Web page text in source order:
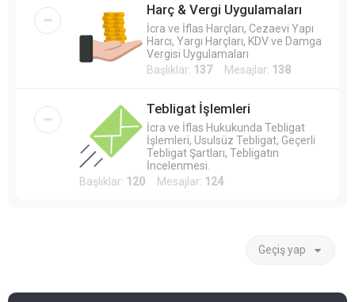
Harç & Vergi Uygulamaları
İcra ve İflas Harçları, Cezaevi Yapı
Harcı, Yargı Harçları, KDV ve Damga
Vergisi Uygulamaları
Başlıklar: 137Mesajlar: 138
Tebligat İşlemleri
İcra ve İflas Hukukunda Tebligat
İşlemleri, Usulsüz Tebligat, Geçerli
Tebligat Şartları, Tebligatın
İncelenmesi.
Başlıklar: 120 Mesajlar: 124
Geçiş yap